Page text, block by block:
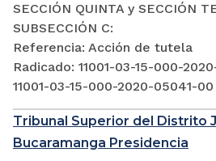
SECCIÓN QUINTA y SECCIÓN
SUBSECCIÓN C:
Referencia: Acción de tutela
Radicado: 11001-03-15-000-
11001-03-15-000-2020-05041-00
Tribunal Superior del Distrito
Bucaramanga Presidencia